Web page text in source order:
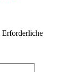
Erforderliche